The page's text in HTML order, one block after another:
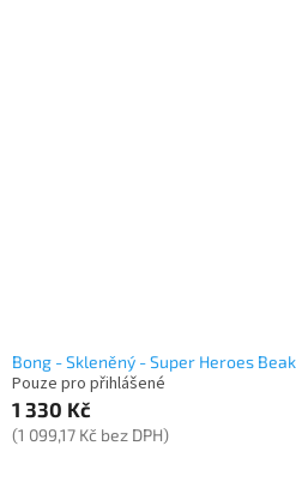
Bong - Skleněný - Super Heroes
Pouze pro přihlášené
1 330 Kč
(1 099,17 Kč bez DPH)